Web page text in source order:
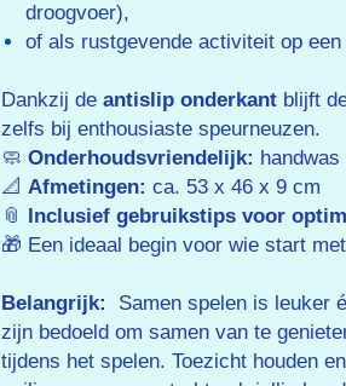
droogvoer),
of als rustgevende activiteit op
Dankzij de antislip onderkant blijft
zelfs bij enthousiaste speurneuzen.
🧼 Onderhoudsvriendelijk: handwas
📐 Afmetingen: ca. 53 x 46 x 9 cm
📎
Inclusief gebruikstips voor
🎁 Een ideaal begin voor wie start
Belangrijk:
Samen spelen is leuker
zijn bedoeld om samen van te
tijdens het spelen. Toezicht houden